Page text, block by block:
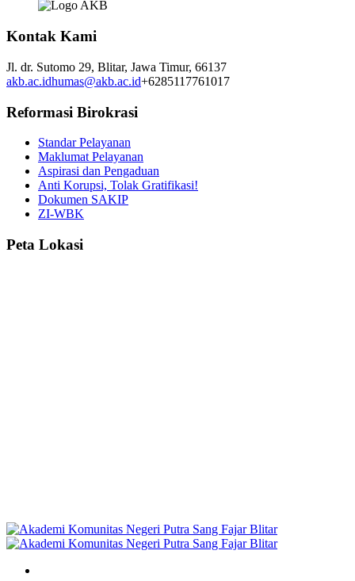
Kontak Kami
Jl. dr. Sutomo 29, Blitar, Jawa Timur, 66137
akb.ac.idhumas@akb.ac.id+6285117761017
Reformasi Birokrasi
Standar Pelayanan
Maklumat Pelayanan
Aspirasi dan Pengaduan
Anti Korupsi, Tolak Gratifikasi!
Dokumen SAKIP
ZI-WBK
Peta Lokasi